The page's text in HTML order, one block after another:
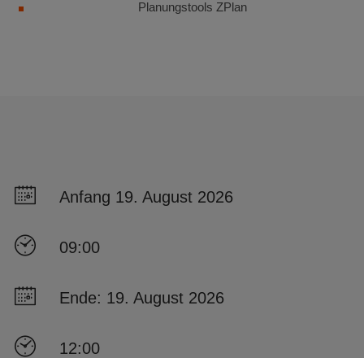
Planungstools ZPlan
Anfang 19. August 2026
09:00
Ende: 19. August 2026
12:00